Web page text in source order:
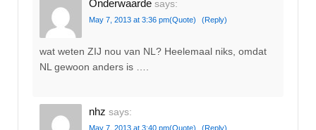
Onderwaarde says:
May 7, 2013 at 3:36 pm(Quote) (Reply)
wat weten ZIJ nou van NL? Heelemaal niks, omdat
NL gewoon anders is ….
nhz says:
May 7, 2013 at 3:40 pm(Quote) (Reply)